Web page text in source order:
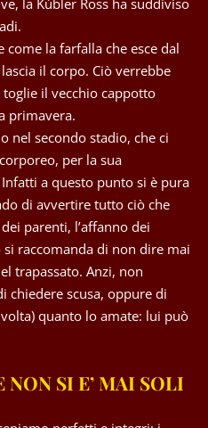
la farfalla che esce dal
il corpo. Ciò verrebbe
il vecchio cappotto
primavera.
nel secondo stadio, che ci
per la sua
a questo punto si è pura
di avvertire tutto ciò che
parenti, l’affanno dei
raccomanda di non dire mai
trapassato. Anzi, non
chiedere scusa, oppure di
quanto lo amate: lui può
NON SI E’ MAI SOLI